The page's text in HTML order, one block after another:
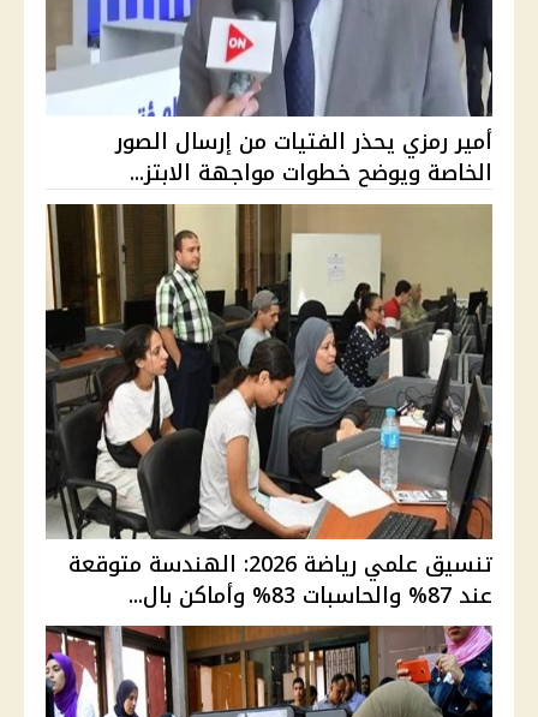
أمير رمزي يحذر الفتيات من إرسال الصور
الخاصة ويوضح خطوات مواجهة الابتز...
تنسيق علمي رياضة 2026: الهندسة متوقعة
عند 87% والحاسبات 83% وأماكن بال...